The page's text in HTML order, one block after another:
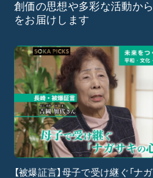
創価の思想や多彩な活動か
をお届けします
【被爆証言】母子で受け継ぐ「ナ